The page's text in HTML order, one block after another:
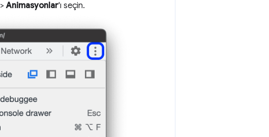
>Animasyonlar'ı seçin.